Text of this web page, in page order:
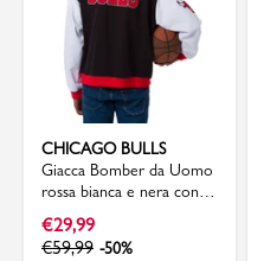
CHICAGO BULLS
Giacca Bomber da Uomo
rossa bianca e nera con
ricami Chicago Bulls NBA
€29,99
€59,99 -50%